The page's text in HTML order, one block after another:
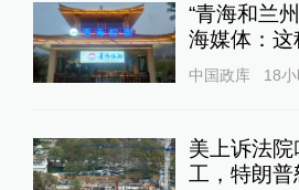
“青海和兰
海媒体：这
中国政库 18
美上诉法
工，特朗普